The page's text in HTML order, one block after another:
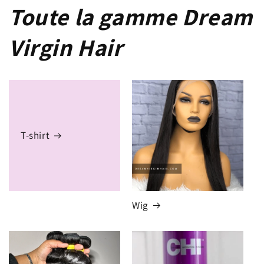
Toute la gamme Dream
Virgin Hair
T-shirt
Wig